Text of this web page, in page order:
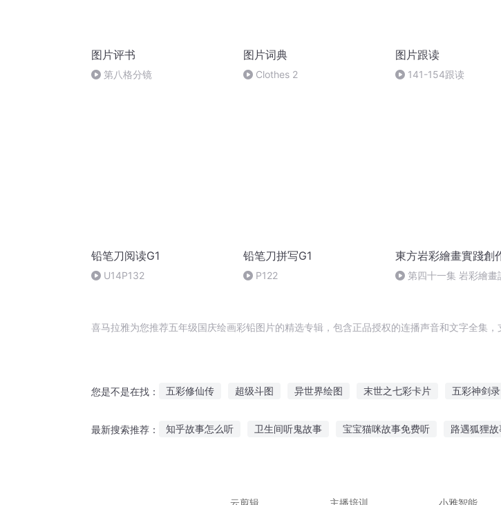
图片评书
第八格分镜
图片词典
Clothes 2
图片跟读
141-154跟读
铅笔刀阅读G1
U14P132
铅笔刀拼写G1
P122
東方岩彩繪畫實踐創
第四十一集 岩彩繪畫
喜马拉雅为您推荐五年级国庆绘画彩铅图片的精选专辑，包含正品授权的连播声音和文字全集，
您是不是在找： 五彩修仙传 超级斗图 异世界绘图 末世之七彩卡片 五彩神剑录
最新搜索推荐： 知乎故事怎么听 卫生间听鬼故事 宝宝猫咪故事免费听 路遇狐狸
云剪辑
主播培训 小雅智能